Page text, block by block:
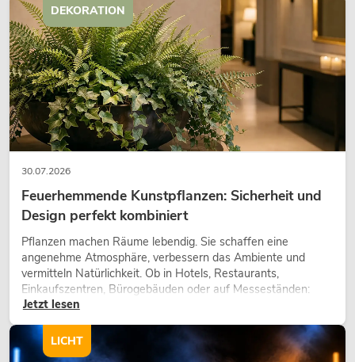
449,00
OMNITRONIC TRM-
Rotary-Mixer
No. 10355931
699,00€
30.07.2026
Feuerhemmende Kunstpflanzen: Sicherheit und
Design perfekt kombiniert
Pflanzen machen Räume lebendig. Sie schaffen eine
angenehme Atmosphäre, verbessern das Ambiente und
vermitteln Natürlichkeit. Ob in Hotels, Restaurants,
Einkaufszentren, Bürogebäuden oder auf Messeständen:
eine hochwertige Begrünung gehört heute längst zum
Jetzt lesen
DEKORATION
LICHT